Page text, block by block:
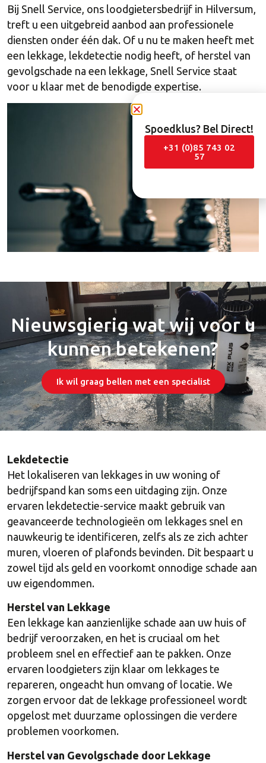
Bij Snell Service, ons loodgietersbedrijf in Hilversum,
treft u een uitgebreid aanbod aan professionele
diensten onder één dak. Of u nu te maken heeft met
een lekkage, lekdetectie nodig heeft, of herstel van
gevolgschade na een lekkage, Snell Service staat
voor u klaar met de benodigde expertise.
Nieuwsgierig wat wij voor u
kunnen betekenen?
Ik wil graag bellen met een specialist
Lekdetectie
Het lokaliseren van lekkages in uw woning of
bedrijfspand kan soms een uitdaging zijn. Onze
ervaren lekdetectie-service maakt gebruik van
geavanceerde technologieën om lekkages snel en
nauwkeurig te identificeren, zelfs als ze zich achter
muren, vloeren of plafonds bevinden. Dit bespaart u
zowel tijd als geld en voorkomt onnodige schade aan
uw eigendommen.
Herstel van Lekkage
Een lekkage kan aanzienlijke schade aan uw huis of
bedrijf veroorzaken, en het is cruciaal om het
probleem snel en effectief aan te pakken. Onze
ervaren loodgieters zijn klaar om lekkages te
repareren, ongeacht hun omvang of locatie. We
zorgen ervoor dat de lekkage professioneel wordt
opgelost met duurzame oplossingen die verdere
problemen voorkomen.
Herstel van Gevolgschade door Lekkage
Spoedklus? Bel Direct!
+31 (0)85 743 02
57